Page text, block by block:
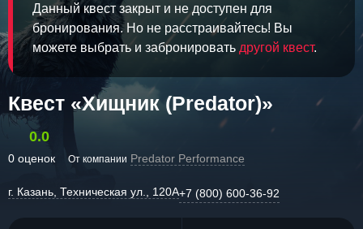
Данный квест закрыт и не доступен для
бронирования. Но не расстраивайтесь! Вы
можете выбрать и забронировать другой квест.
Квест «Хищник (Predator)»
0.0
0 оценок От компании Predator Performance
г. Казань, Техническая ул., 120А+7 (800) 600-36-92